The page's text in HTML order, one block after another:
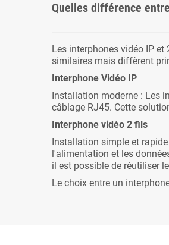
Quelles différence
Les interphones vidéo IP
similaires mais diffèrent
Interphone Vidéo IP
Installation moderne : Les
câblage RJ45. Cette
Interphone vidéo 2 fils
Installation simple et
l'alimentation et les
il est possible de réutiliser
Le choix entre un